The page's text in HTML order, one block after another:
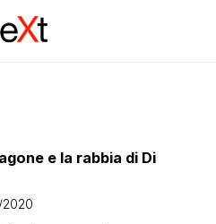
e la rabbia di Di
2020